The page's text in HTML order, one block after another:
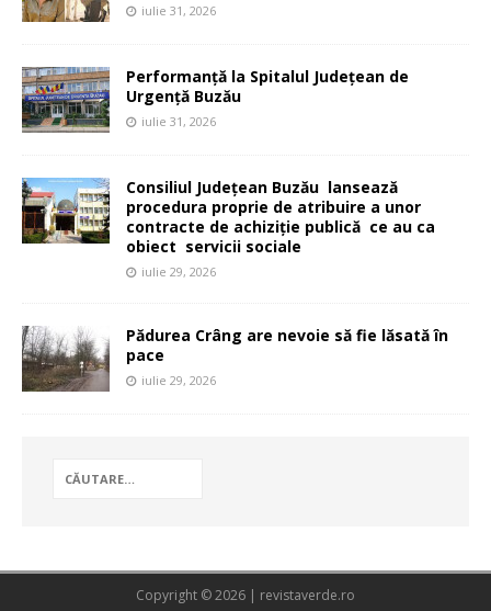
iulie 31, 2026
Performanță la Spitalul Județean de
Urgență Buzău
iulie 31, 2026
Consiliul Județean Buzău lansează
procedura proprie de atribuire a unor
contracte de achiziție publică ce au ca
obiect servicii sociale
iulie 29, 2026
Pădurea Crâng are nevoie să fie lăsată în
pace
iulie 29, 2026
Copyright © 2026 | revistaverde.ro